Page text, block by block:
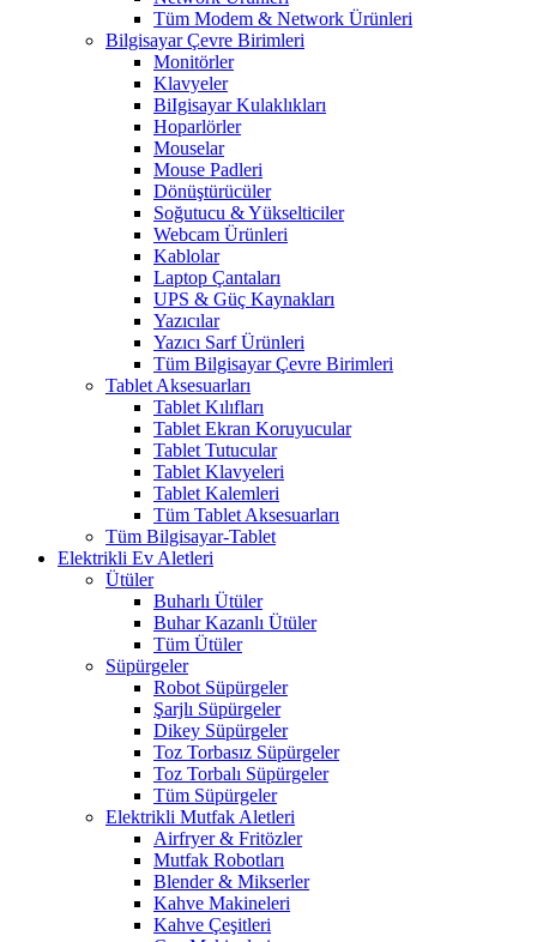
Tüm Modem & Network Ürünleri
Bilgisayar Çevre Birimleri
Monitörler
Klavyeler
BiIgisayar Kulaklıkları
Hoparlörler
Mouselar
Mouse Padleri
Dönüştürücüler
Soğutucu & Yükselticiler
Webcam Ürünleri
Kablolar
Laptop Çantaları
UPS & Güç Kaynakları
Yazıcılar
Yazıcı Sarf Ürünleri
Tüm Bilgisayar Çevre Birimleri
Tablet Aksesuarları
Tablet Kılıfları
Tablet Ekran Koruyucular
Tablet Tutucular
Tablet Klavyeleri
Tablet Kalemleri
Tüm Tablet Aksesuarları
Tüm Bilgisayar-Tablet
Elektrikli Ev Aletleri
Ütüler
Buharlı Ütüler
Buhar Kazanlı Ütüler
Tüm Ütüler
Süpürgeler
Robot Süpürgeler
Şarjlı Süpürgeler
Dikey Süpürgeler
Toz Torbasız Süpürgeler
Toz Torbalı Süpürgeler
Tüm Süpürgeler
Elektrikli Mutfak Aletleri
Airfryer & Fritözler
Mutfak Robotları
Blender & Mikserler
Kahve Makineleri
Kahve Çeşitleri